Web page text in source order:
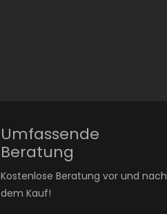
Umfassende
Beratung
Kostenlose Beratung vor und nach
dem Kauf!